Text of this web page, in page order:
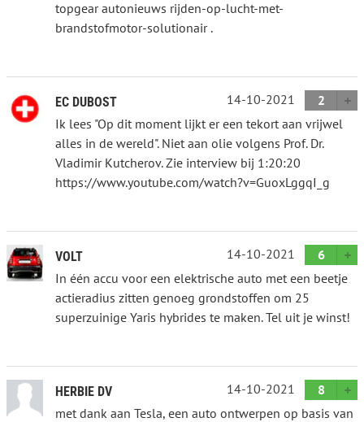
topgear autonieuws rijden-op-lucht-met-
brandstofmotor-solutionair .
EC DUBOST 14-10-2021
2
Ik lees "Op dit moment lijkt er een tekort aan vrijwel
alles in de wereld". Niet aan olie volgens Prof. Dr.
Vladimir Kutcherov. Zie interview bij 1:20:20
https://www.youtube.com/watch?v=GuoxLggqI_g
VOLT 14-10-2021
6
In één accu voor een elektrische auto met een beetje
actieradius zitten genoeg grondstoffen om 25
superzuinige Yaris hybrides te maken. Tel uit je winst!
HERBIE DV 14-10-2021
8
met dank aan Tesla, een auto ontwerpen op basis van